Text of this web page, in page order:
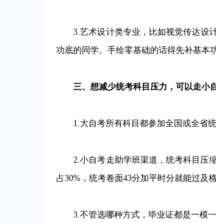
3.艺术设计类专业，比如视觉传达设计
功底的同学。手绘零基础的话得先补基本功
三、想减少统考科目压力，可以走小
1.大自考所有科目都参加全国或全省统
2.小自考走助学班渠道，统考科目压缩
占30%，统考卷面43分加平时分就能过及
3.不管选哪种方式，毕业证都是一模一